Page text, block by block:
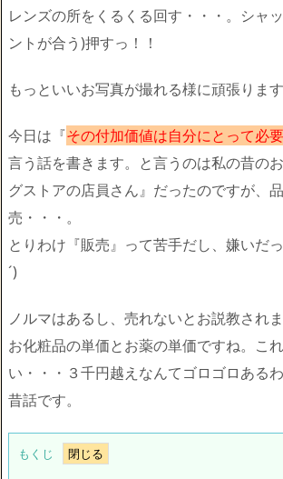
レンズの所をくるくる回す・・・。シャ
ントが合う)押すっ！！
もっといいお写真が撮れる様に頑張りま
今日は『その付加価値は自分にとって必
言う話を書きます。と言うのは私の昔の
グストアの店員さん』だったのですが、
売・・・。
とりわけ『販売』って苦手だし、嫌いだ
´)ゞ
ノルマはあるし、売れないとお説教され
お化粧品の単価とお薬の単価ですね。こ
い・・・３千円越えなんてゴロゴロある
昔話です。
もくじ